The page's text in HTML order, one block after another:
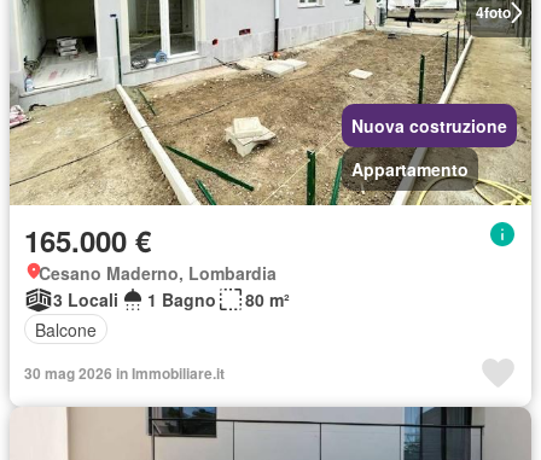
4foto
Nuova costruzione
Appartamento
165.000 €
Cesano Maderno, Lombardia
3 Locali
1 Bagno
80 m²
Balcone
30 mag 2026 in Immobiliare.it